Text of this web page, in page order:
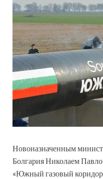
Новоназначенным
Болгария Николаем
«Южный газовый